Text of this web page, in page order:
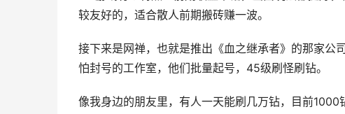
较友好的，适合散人前期搬砖赚一波。
接下来是网禅，也就是推出《血之继承者》的那家公
怕封号的工作室，他们批量起号，45级刷怪刷钻。
像我身边的朋友里，有人一天能刷几万钻，目前